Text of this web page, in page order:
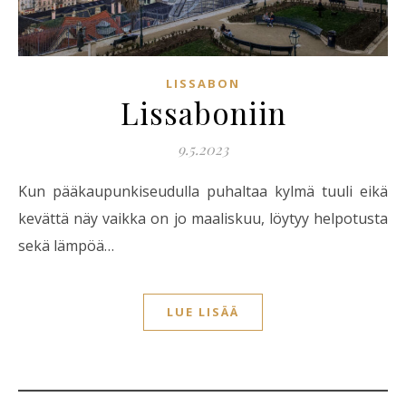
LISSABON
Lissaboniin
9.5.2023
Kun pääkaupunkiseudulla puhaltaa kylmä tuuli eikä
kevättä näy vaikka on jo maaliskuu, löytyy helpotusta
sekä lämpöä…
LUE LISÄÄ